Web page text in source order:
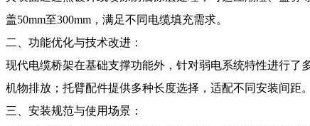
盖50mm至300mm，满足不同电缆填充需求。
二、功能优化与技术改进：
现代电缆桥架在基础支撑功能外，针对弱电系统特性进行
机物排放；托臂配件提供多种长度选择，适配不同安装间距
三、安装规范与使用场景：